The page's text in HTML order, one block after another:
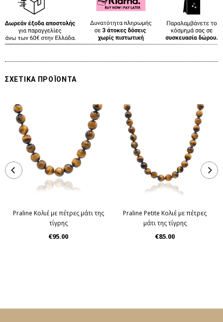
ΣΧΕΤΙΚΑ ΠΡΟΪΟΝΤΑ
Praline Κολιέ με πέτρες μάτι της
τίγρης
€95.00
Praline Petite Κολιέ με πέτρες
μάτι της τίγρης
€85.00